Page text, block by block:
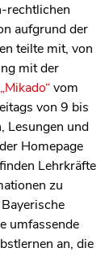
rechtlichen
aufgrund der
teilte mit, von
mit der
„Mikado“vom
von 9 bis
Lesungen und
Homepage
Lehrkräfte
zu
umfassende
an, die